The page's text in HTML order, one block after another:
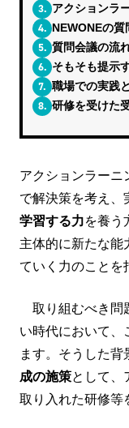
3. アクションラ
4. NEWONEの質
5. 質問会議の流
6. そもそも提示
7. 職場での実践
8. 研修を受けた
アクションラーニ
で解決策を考え、
学習する力を養う
主体的に新たな能
ていく力のことを
取り組むべき問
い時代において、
ます。そうした
成の施策として、
取り入れた研修等